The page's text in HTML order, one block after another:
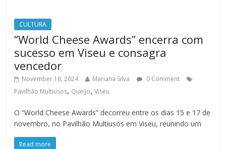
CULTURA
“World Cheese Awards” encerra com
sucesso em Viseu e consagra
vencedor
November 18, 2024 Mariana Silva
0 Comment
Pavilhão Multiusos, Queijo,Viseu
O “World Cheese Awards” decorreu entre os dias 15 e 17 de
novembro, no Pavilhão Multiusos em Viseu, reunindo um
Read more